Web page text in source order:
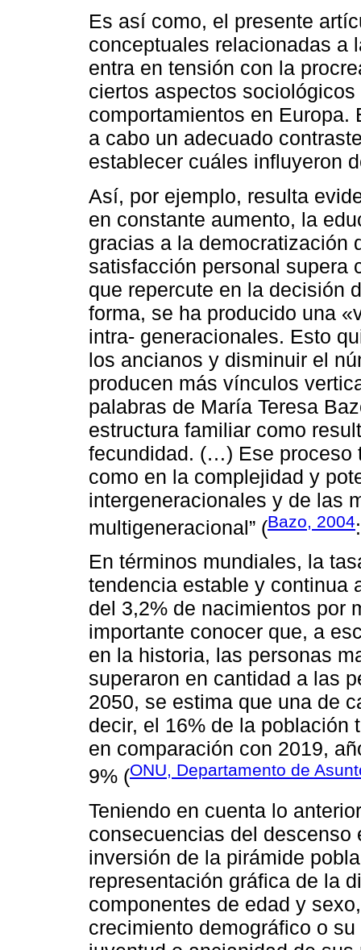
Es así como, el presente
conceptuales relacionadas a
entra en tensión con la
ciertos aspectos
comportamientos en
a cabo un adecuado
establecer cuáles influyeron
Así, por ejemplo, resulta
en constante aumento, la
gracias a la democratización
satisfacción personal supera
que repercute en la decisión
forma, se ha producido una
intra- generacionales. Esto
los ancianos y disminuir el
producen más vínculos
palabras de María Teresa
estructura familiar como
fecundidad. (…) Ese proceso
como en la complejidad y
intergeneracionales y de las
multigeneracional” (Bazo, 2004
En términos mundiales, la
tendencia estable y continua
del 3,2% de nacimientos por
importante conocer que, a
en la historia, las personas
superaron en cantidad a las
2050, se estima que una de
decir, el 16% de la población
en comparación con 2019,
9% (ONU, Departamento de
Teniendo en cuenta lo
consecuencias del
inversión de la pirámide
representación gráfica de la
componentes de edad y
crecimiento demográfico o